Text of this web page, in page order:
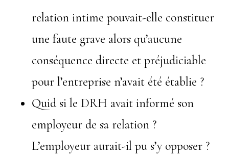
relation intime pouvait-elle constituer
une faute grave alors qu’aucune
conséquence directe et préjudiciable
pour l’entreprise n’avait été établie ?
Quid si le DRH avait informé son
employeur de sa relation ?
L’employeur aurait-il pu s’y opposer ?